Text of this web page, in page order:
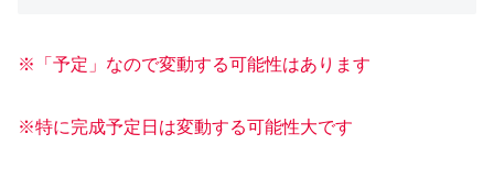
※「予定」なので変動する可能性はあります
※特に完成予定日は変動する可能性大です